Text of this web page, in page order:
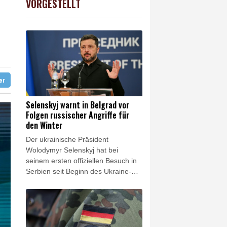
begrüßt sie
Blanche
so früh wie nie
0.32%
VORGESTELLT
Selenskyj warnt in Belgrad vor
Folgen russischer Angriffe für
den Winter
Der ukrainische Präsident
Wolodymyr Selenskyj hat bei
seinem ersten offiziellen Besuch in
Serbien seit Beginn des Ukraine-
verstärkten russischen Angriffe für
die Energieversorgung seines
Landes gewarnt. Die Ukraine habe
vor dem kommenden Winter